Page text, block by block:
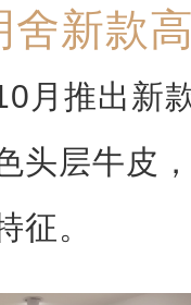
舍新款
推出新
头层牛皮
征。